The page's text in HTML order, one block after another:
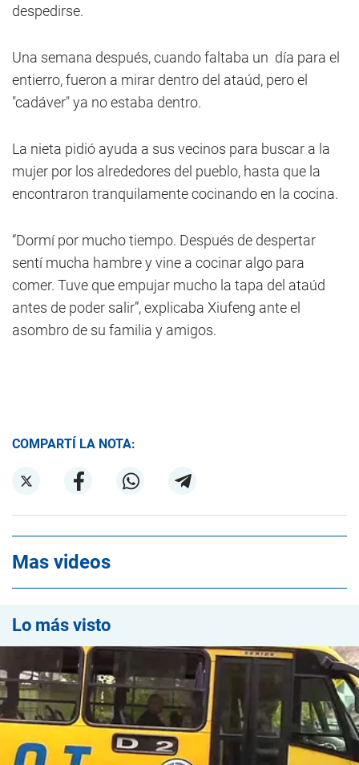
despedirse.
Una semana después, cuando faltaba un día para el
entierro, fueron a mirar dentro del ataúd, pero el
"cadáver" ya no estaba dentro.
La nieta pidió ayuda a sus vecinos para buscar a la
mujer por los alrededores del pueblo, hasta que la
encontraron tranquilamente cocinando en la cocina.
“Dormí por mucho tiempo. Después de despertar
sentí mucha hambre y vine a cocinar algo para
comer. Tuve que empujar mucho la tapa del ataúd
antes de poder salir”, explicaba Xiufeng ante el
asombro de su familia y amigos.
COMPARTÍ LA NOTA:
Mas videos
Lo más visto